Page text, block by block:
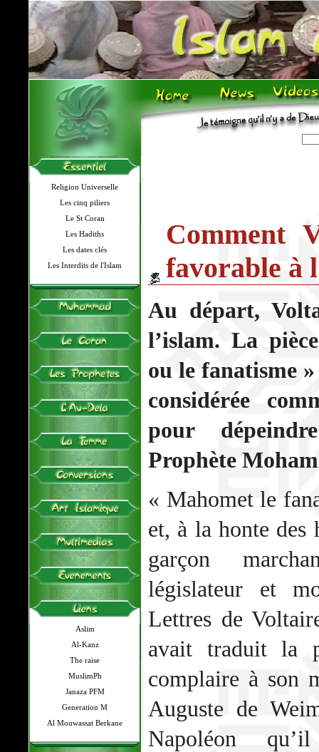
Religion Universelle
Les cinq piliers
Le St Coran
Les Hadiths
Les dates clés
Les Interdits de l'Islam
Aslim
Al-Kanz
The raise
MuslimPh
Janaza PFM
Generation M
Al Mouwassat Berkane
Comment
favorable à
Au départ,
l’islam. La
ou le fanatisme
considérée
pour
Prophète
« Mahomet le
et, à la honte des
garçon
législateur et
Lettres de
avait traduit la
complaire à son
Auguste de
Napoléon